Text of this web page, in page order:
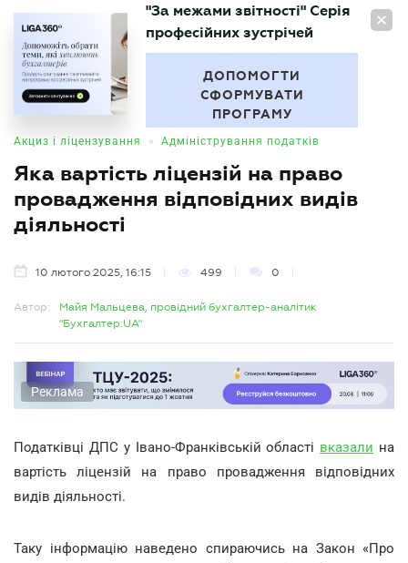
UA
БУХГАЛТЕР
"За межами звітності" Серія
професійних зустрічей
ДОПОМОГТИ
СФОРМУВАТИ
ПРОГРАМУ
Акциз і ліцензування • Адміністрування податків
Яка вартість ліцензій на право
провадження відповідних видів
діяльності
10 лютого 2025, 16:15 499 0
Автор:
Майя Мальцева, провідний бухгалтер-аналітик
"Бухгалтер.UA"
Реклама
Податківці ДПС у Івано-Франківській області вказали на
вартість ліцензій на право провадження відповідних
видів діяльності.
Таку інформацію наведено спираючись на Закон «Про